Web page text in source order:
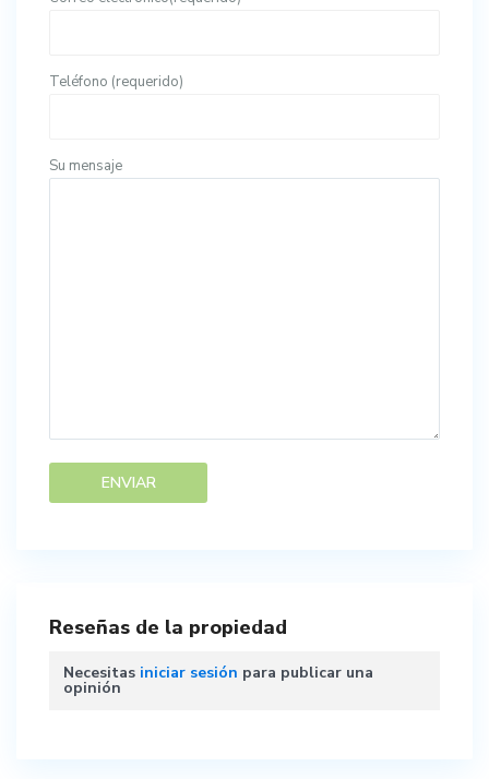
Teléfono (requerido)
Su mensaje
Reseñas de la propiedad
Necesitas iniciar sesión para publicar una
opinión